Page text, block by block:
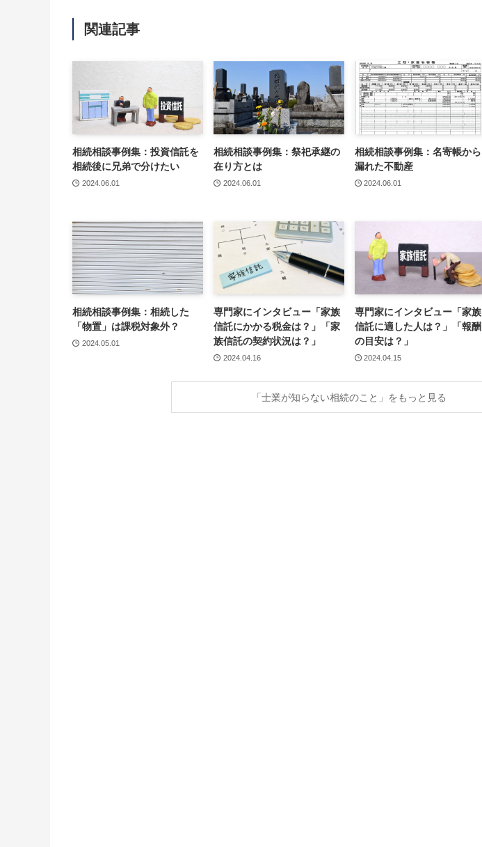
関連記事
相続相談事例集：投資信託を
相続後に兄弟で分けたい
2024.06.01
相続相談事例集：祭祀承継の
在り方とは
2024.06.01
相続相談事例集：名寄帳から
漏れた不動産
2024.06.01
相続相談事例集：相続した
「物置」は課税対象外？
2024.05.01
専門家にインタビュー「家族
信託にかかる税金は？」「家
族信託の契約状況は？」
2024.04.16
専門家にインタビュー「家族
信託に適した人は？」「報酬
の目安は？」
2024.04.15
「士業が知らない相続のこと」をもっと見る